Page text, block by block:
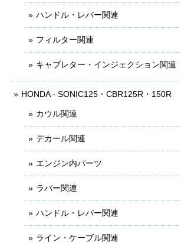
ハンドル・レバー関連
フィルター関連
キャブレター・インジェクション関連
HONDA - SONIC125・CBR125R・150R
カウル関連
デカール関連
エンジン内パーツ
ラバー関連
ハンドル・レバー関連
ライン・ケーブル関連